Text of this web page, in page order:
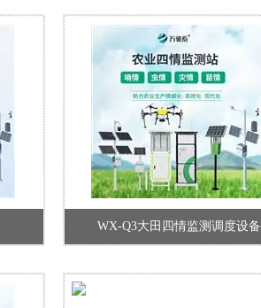
WX-Q3大田四情监测调度设备